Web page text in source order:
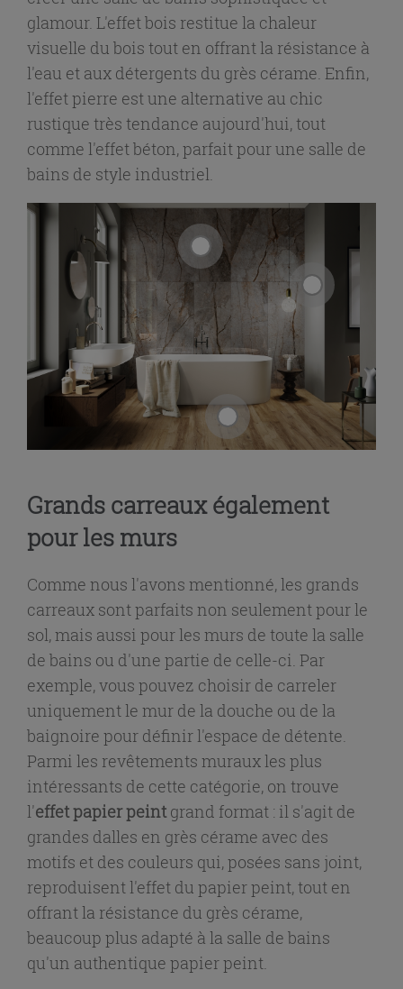
glamour. L'effet bois restitue la chaleur
visuelle du bois tout en offrant la résistance à
l'eau et aux détergents du grès cérame. Enfin,
l'effet pierre est une alternative au chic
rustique très tendance aujourd'hui, tout
comme l'effet béton, parfait pour une salle de
bains de style industriel.
Grands carreaux également
pour les murs
Comme nous l'avons mentionné, les grands
carreaux sont parfaits non seulement pour le
sol, mais aussi pour les murs de toute la salle
de bains ou d'une partie de celle-ci. Par
exemple, vous pouvez choisir de carreler
uniquement le mur de la douche ou de la
baignoire pour définir l'espace de détente.
Parmi les revêtements muraux les plus
intéressants de cette catégorie, on trouve
l'effet papier peintgrand format : il s'agit de
grandes dalles en grès cérame avec des
motifs et des couleurs qui, posées sans joint,
reproduisent l'effet du papier peint, tout en
offrant la résistance du grès cérame,
beaucoup plus adapté à la salle de bains
qu'un authentique papier peint.